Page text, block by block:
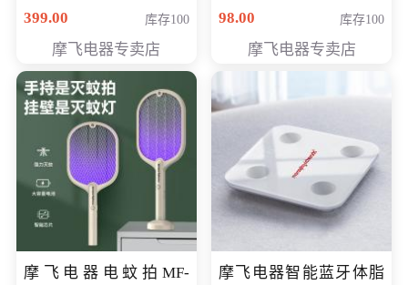
元
399.00 库存100
摩飞电器专卖店
98.00
库存100
摩飞电器专卖店
摩飞电器电蚊拍MF-
摩飞电器智能蓝牙体脂